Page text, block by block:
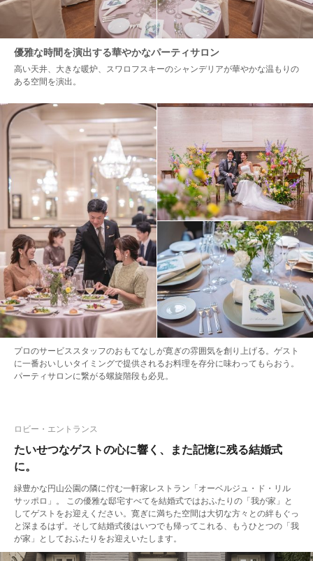
優雅な時間を演出する華やかなパーティサロン
高い天井、大きな暖炉、スワロフスキーのシャンデリアが華やかな温もりの
ある空間を演出。
プロのサービススタッフのおもてなしが寛ぎの雰囲気を創り上げる。ゲスト
に一番おいしいタイミングで提供されるお料理を存分に味わってもらおう。
パーティサロンに繋がる螺旋階段も必見。
たいせつなゲストの心に響く、また記憶に残る結婚式
に。
緑豊かな円山公園の隣に佇む一軒家レストラン「オーベルジュ・ド・リル
サッポロ」。 この優雅な邸宅すべてを結婚式ではおふたりの「我が家」と
してゲストをお迎えください。寛ぎに満ちた空間は大切な方々との絆もぐっ
と深まるはず。そして結婚式後はいつでも帰ってこれる、もうひとつの「我
が家」としておふたりをお迎えいたします。
ロビー・エントランス